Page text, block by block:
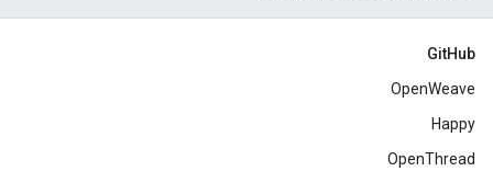
GitHub
OpenWeave
Happy
OpenThread